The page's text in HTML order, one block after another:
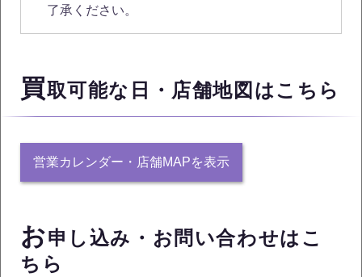
了承ください。
買取可能な日・店舗地図はこちら
営業カレンダー・店舗MAPを表示
お申し込み・お問い合わせはこ
ちら